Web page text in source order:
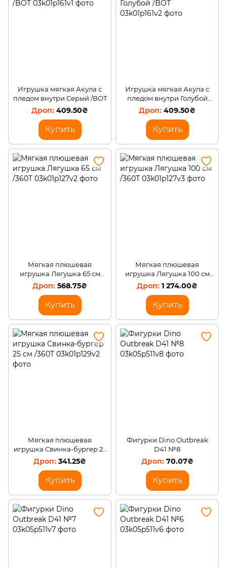
Игрушка мягкая Акула с
пледом внутри Серый /BOT
409.50₴
Купить
Игрушка мягкая Акула с
пледом внутри Голубой
/BOT
409.50₴
Купить
Мягкая плюшевая
игрушка Лягушка 65 см
/360T
568.75₴
Купить
Мягкая плюшевая
игрушка Лягушка 100 см
/360T
1 274.00₴
Купить
Мягкая плюшевая
игрушка Свинка-бургер 25
см /360T
341.25₴
Купить
Фигурки Dino Outbreak
D41 №8
70.07₴
Купить